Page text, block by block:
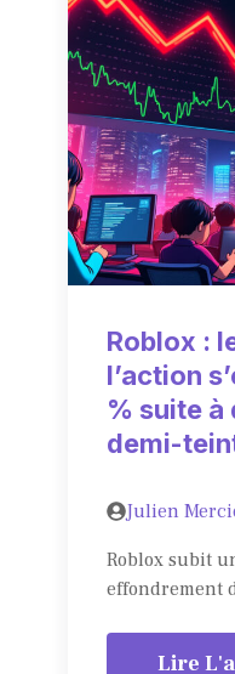
Roblox :
l’action
% suite à
demi-
Julien
Roblox subit
effondrement
Lire